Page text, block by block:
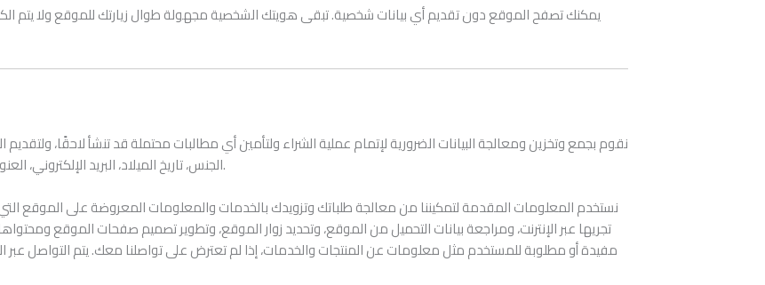
يمكنك تصفح الموقع دون تقديم أي بيانات شخصية. تبقى هويتك الشخصية مجهولة طوال زيارتك للموقع ولا يتم
نقوم بجمع وتخزين ومعالجة البيانات الضرورية لإتمام عملية الشراء ولتأمين أي مطالبات محتملة قد تنشأ لاحقًا،
الجنس، تاريخ الميلاد، البريد الإلكتروني، العنوان البريدي، عنوان التوصيل (إن اختلف)، رقم الهاتف، تفاصيل الدفع وبطاقة الدفع.
نستخدم المعلومات المقدمة لتمكيننا من معالجة طلباتك وتزويدك بالخدمات والمعلومات المعروضة على الموقع
تجريها عبر الإنترنت، ومراجعة بيانات التحميل من الموقع، وتحديد زوار الموقع، وتطوير تصميم صفحات الموقع
مفيدة أو مطلوبة للمستخدم مثل معلومات عن المنتجات والخدمات، إذا لم تعترض على تواصلنا معك. يتم التواصل عبر